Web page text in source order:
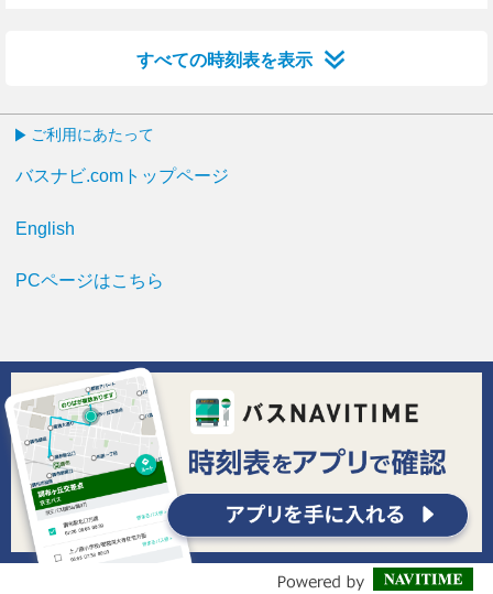
すべての時刻表を表示
ご利用にあたって
バスナビ.comトップページ
English
PCページはこちら